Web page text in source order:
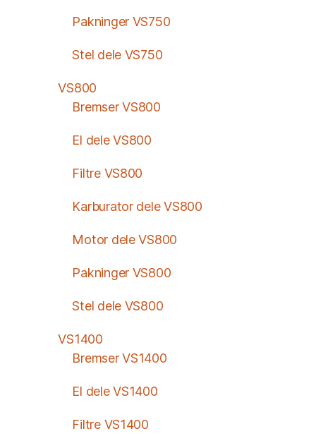
Pakninger VS750
Stel dele VS750
VS800
Bremser VS800
El dele VS800
Filtre VS800
Karburator dele VS800
Motor dele VS800
Pakninger VS800
Stel dele VS800
VS1400
Bremser VS1400
El dele VS1400
Filtre VS1400